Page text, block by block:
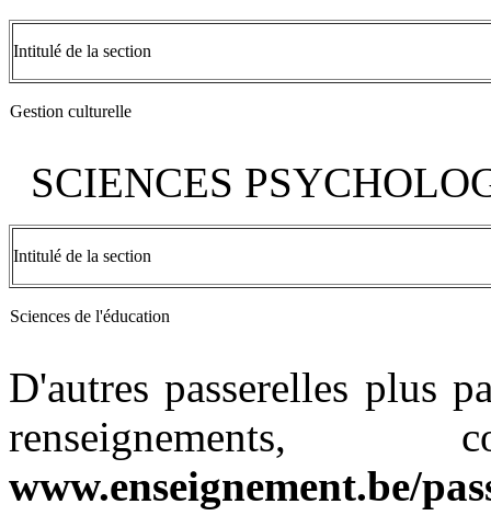
Intitulé de la section
Gestion culturelle
SCIENCES
Intitulé de la section
Sciences de l'éducation
D'autres passerelles plus
www.enseignement.be/